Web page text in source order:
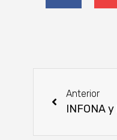
Anterior